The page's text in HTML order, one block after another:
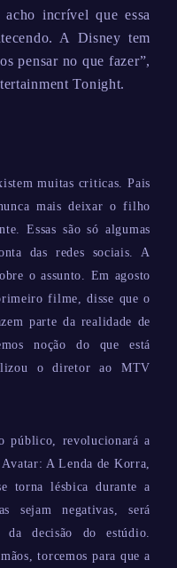
incrível que essa
A Disney tem
pensar no que fazer”,
Tonight.
muitas criticas. Pais
mais deixar o filho
Essas são só algumas
das redes sociais. A
o assunto. Em agosto
filme, disse que o
parte da realidade de
noção do que está
o diretor ao MTV
público, revolucionará a
Avatar: A Lenda de Korra,
torna lésbica durante a
sejam negativas, será
da decisão do estúdio.
torcemos para que a